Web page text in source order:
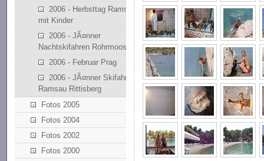
2006 - Herbsttag Ramsau
mit Kinder
2006 - JÃ¤nner
Nachtskifahren Rohrmoos
2006 - Februar Prag
2006 - JÃ¤nner Skifahren
Ramsau Rittisberg
Fotos 2005
Fotos 2004
Fotos 2002
Fotos 2000